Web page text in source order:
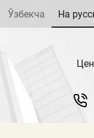
Ўзбекча На